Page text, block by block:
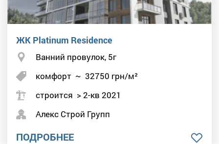
ЖК Platinum Residence
Ванний провулок, 5г
комфорт ~ 32750 грн/м²
строится > 2-кв 2021
Алекс Строй Групп
ПОДРОБНЕЕ